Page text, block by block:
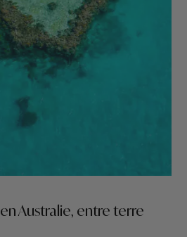
Australie, entre terre